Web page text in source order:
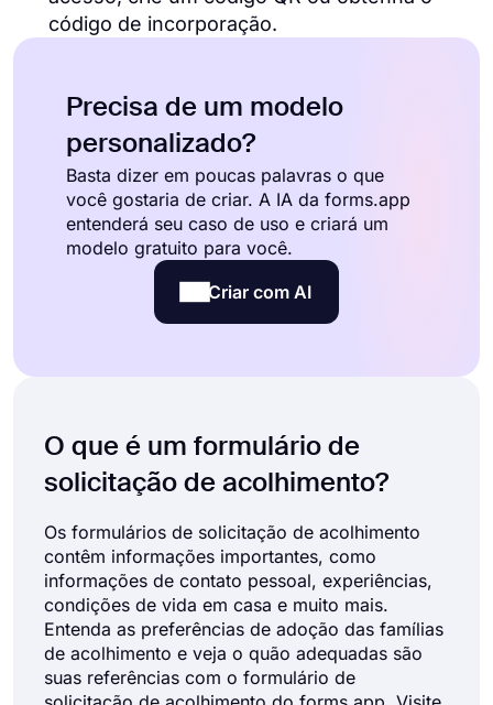
código de incorporação.
Precisa de um modelo
personalizado?
Basta dizer em poucas palavras o que
você gostaria de criar. A IA da forms.app
entenderá seu caso de uso e criará um
modelo gratuito para você.
Criar com AI
O que é um formulário de
solicitação de acolhimento?
Os formulários de solicitação de acolhimento
contêm informações importantes, como
informações de contato pessoal, experiências,
condições de vida em casa e muito mais.
Entenda as preferências de adoção das famílias
de acolhimento e veja o quão adequadas são
suas referências com o formulário de